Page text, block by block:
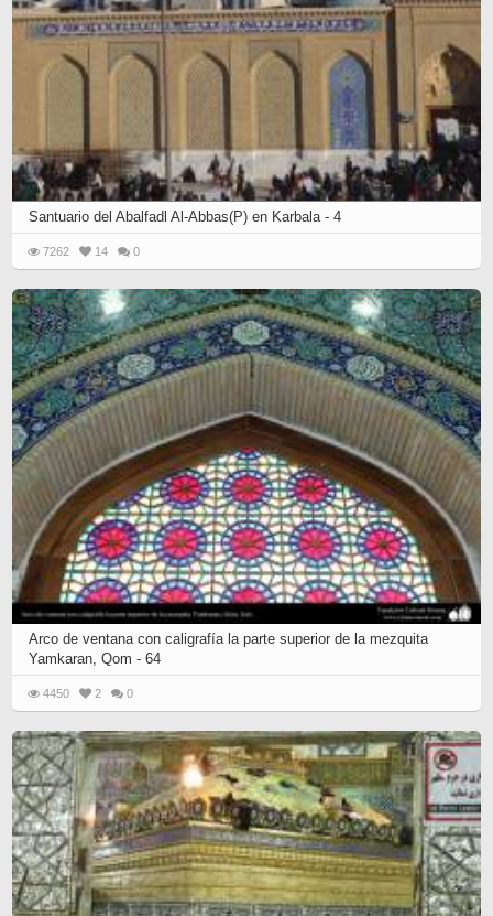
Santuario del Abalfadl Al-Abbas(P) en Karbala - 4
7262 14 0
Arco de ventana con caligrafía la parte superior de la mezquita
Yamkaran, Qom - 64
4450 2 0